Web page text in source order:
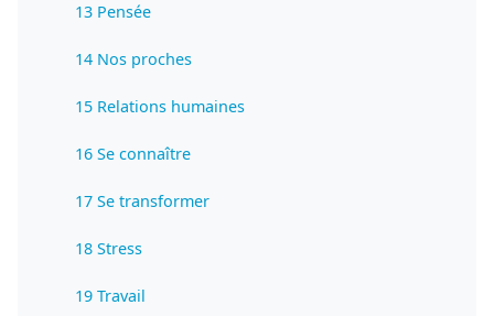
13 Pensée
14 Nos proches
15 Relations humaines
16 Se connaître
17 Se transformer
18 Stress
19 Travail